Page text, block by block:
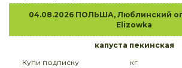
04.08.2026 ПОЛЬША, Люблинский
Elizowka
капуста пекинская
Купи подписку
кг